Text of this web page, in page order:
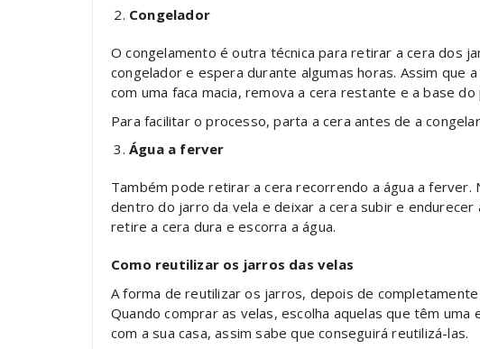
Congelador
O congelamento é outra técnica para retirar a cera dos
congelador e espera durante algumas horas. Assim que
com uma faca macia, remova a cera restante e a base do
Para facilitar o processo, parta a cera antes de a
Água a ferver
Também pode retirar a cera recorrendo a água a ferver.
dentro do jarro da vela e deixar a cera subir e endurecer
retire a cera dura e escorra a água.
Como reutilizar os jarros das velas
A forma de reutilizar os jarros, depois de
Quando comprar as velas, escolha aquelas que têm uma
com a sua casa, assim sabe que conseguirá reutilizá-las.